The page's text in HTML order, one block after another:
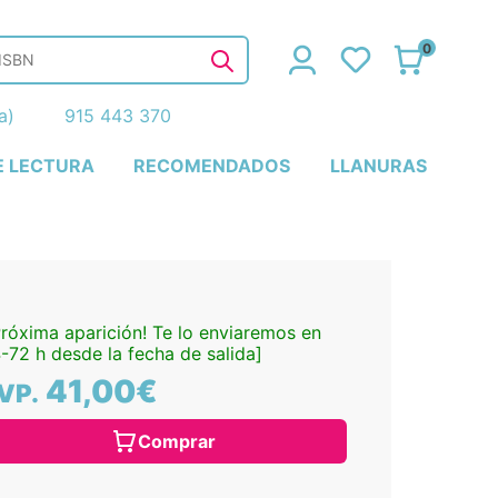
LECTURA RECOMENDADOS LLANURAS
0
915 443 370
aparición! Te lo enviaremos en
72 h desde la fecha de salida]
41,00€
Comprar